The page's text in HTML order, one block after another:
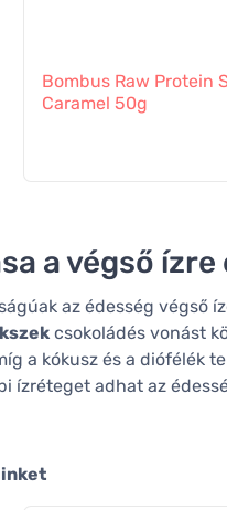
Bombus Raw Protein
Caramel 50g
a végső
az édesség végső
csokoládés vonást
a kókusz és a diófélék
ízréteget adhat az